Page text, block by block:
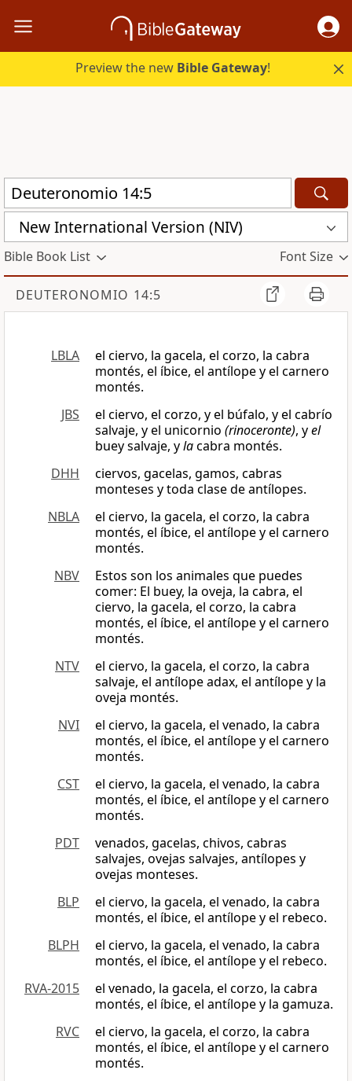
Preview the new Bible Gateway!
New International Version (NIV)
Bible Book List Font Size
DEUTERONOMIO 14:5
LBLA
el ciervo, la gacela, el corzo, la cabra
montés, el íbice, el antílope y el carnero
montés.
JBS
el ciervo, el corzo, y el búfalo, y el cabrío
salvaje, y el unicornio (rinoceronte), yel
buey salvaje, ylacabra montés.
DHH
ciervos, gacelas, gamos, cabras
monteses y toda clase de antílopes.
NBLA
el ciervo, la gacela, el corzo, la cabra
montés, el íbice, el antílope y el carnero
montés.
NBV
Estos son los animales que puedes
comer: El buey, la oveja, la cabra, el
ciervo, la gacela, el corzo, la cabra
montés, el íbice, el antílope y el carnero
montés.
NTV
el ciervo, la gacela, el corzo, la cabra
salvaje, el antílope adax, el antílope y la
oveja montés.
NVI
el ciervo, la gacela, el venado, la cabra
montés, el íbice, el antílope y el carnero
montés.
CST
el ciervo, la gacela, el venado, la cabra
montés, el íbice, el antílope y el carnero
montés.
PDT
venados, gacelas, chivos, cabras
salvajes, ovejas salvajes, antílopes y
ovejas monteses.
BLP
el ciervo, la gacela, el venado, la cabra
montés, el íbice, el antílope y el rebeco.
BLPH
el ciervo, la gacela, el venado, la cabra
montés, el íbice, el antílope y el rebeco.
RVA-2015
el venado, la gacela, el corzo, la cabra
montés, el íbice, el antílope y la gamuza.
RVC
el ciervo, la gacela, el corzo, la cabra
montés, el íbice, el antílope y el carnero
montés.